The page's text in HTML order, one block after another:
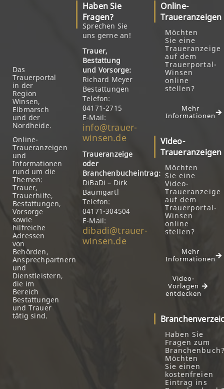
Das
Trauerportal
in der
Region
Winsen,
Elbmarsch
und der
Nordheide.
Online-
Traueranzeigen
und
Informationen
rund um die
Themen:
Trauer,
Trauerhilfe,
Bestattungen,
Vorsorge
sowie
hilfreiche
Adressen
von
Behörden,
Ansprechpartnern
und
Dienstleistern,
die im
Bereich
Bestattungen
und Trauer
tätig sind.
Haben Sie
Fragen?
Sprechen Sie
uns gerne an!
Trauer,
Bestattung
und Vorsorge:
Richard Meyer
Bestattungen
Telefon:
04171-2715
E-Mail:
info@trauer-
winsen.de
Traueranzeige
oder
Branchenbucheintrag:
DiBaDi – Dirk
Baumgartl
Telefon:
04171-304504
E-Mail:
dibadi@trauer-
winsen.de
Online-
Traueranzeigen
Möchten
Sie eine
Traueranzeige
auf dem
Trauerportal-
Winsen
online
stellen?
Mehr
Informationen
Video-
Traueranzeigen
Möchten
Sie eine
Video-
Traueranzeige
auf dem
Trauerportal-
Winsen
online
stellen?
Mehr
Informationen
Video-
Vorlagen
entdecken
Haben Sie
Fragen zum
Möchten
Sie einen
kostenfreien
Eintrag ins